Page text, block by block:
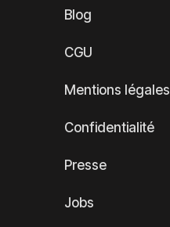
Blog
CGU
Mentions légales
Confidentialité
Presse
Jobs